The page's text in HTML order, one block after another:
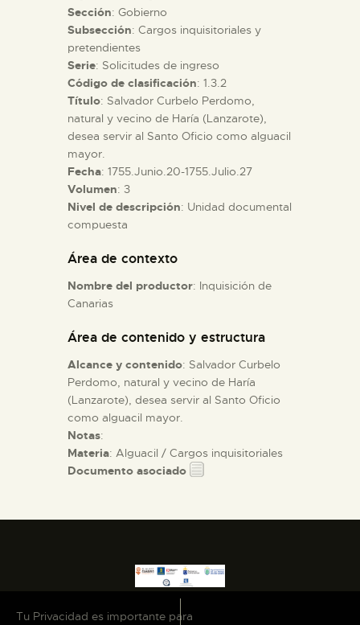
PREPARAR LA VISITA
ACTIVIDADES
█
EL MUSEO
COLECCIONES
DIDÁCTICA
ESPAÑOL
Sección: Gobierno
Subsección: Cargos inquisitoriales y
pretendientes
Serie: Solicitudes de ingreso
Código de clasificación: 1.3.2
Título: Salvador Curbelo Perdomo,
natural y vecino de Haría (Lanzarote),
desea servir al Santo Oficio como alguacil
mayor.
Fecha: 1755.Junio.20-1755.Julio.27
Volumen: 3
Nivel de descripción: Unidad documental
compuesta
Área de contexto
Nombre del productor: Inquisición de
Canarias
Área de contenido y estructura
Alcance y contenido: Salvador Curbelo
Perdomo, natural y vecino de Haría
(Lanzarote), desea servir al Santo Oficio
como alguacil mayor.
Notas:
Materia: Alguacil / Cargos inquisitoriales
Documento asociado
Tu Privacidad es importante para